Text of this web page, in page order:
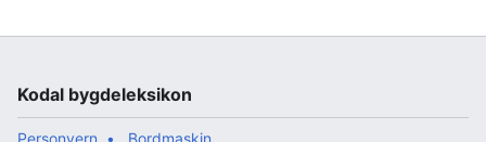
Kodal bygdeleksikon
Personvern Bordmaskin